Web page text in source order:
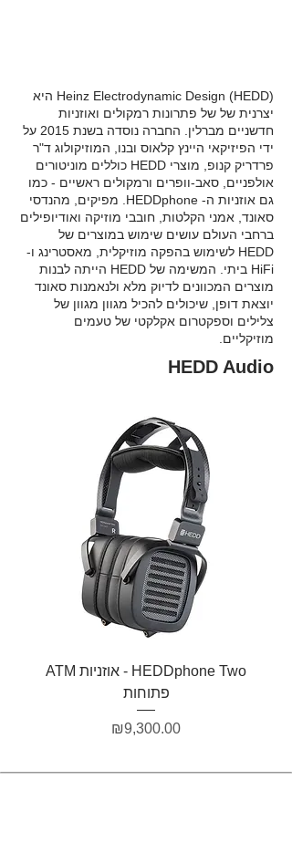
Heinz Electrodynamic Design (HEDD) היא
יצרנית של של פתרונות רמקולים ואוזניות
חדשניים מברלין. החברה נוסדה בשנת 2015 על
ידי הפיזיקאי היינץ קלאוס ובנו, המוזיקולוג ד"ר
פרדריק קנופ, מוצרי HEDD כוללים מוניטורים
אולפניים, סאב-וופרים ורמקולים ראשיים - כמו
גם אוזניות ה- HEDDphone. מפיקים, מהנדסי
סאונד, אמני הקלטות, חובבי מוזיקה ואודיופילים
ברחבי העולם עושים שימוש במוצרים של
HEDD לשימוש בהפקה מוזיקלית, מאסטרינג ו-
HiFi ביתי. המשימה של HEDD הייתה לבנות
מוצרים המכוונים לדיוק מלא ולנאמנות סאונד
יוצאת דופן, שיכולים להכיל מגוון מגוון של
צלילים וספקטרום אקלקטי של טעמים
מוזיקליים.
HEDD Audio
HEDDphone Two - אוזניות ATM
פתוחות
מחיר
₪9,300.00